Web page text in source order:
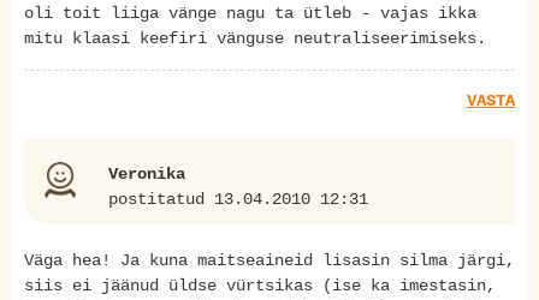
oli toit liiga vänge nagu ta ütleb - vajas ikka
mitu klaasi keefiri vänguse neutraliseerimiseks.
VASTA
Veronika
postitatud 13.04.2010 12:31
Väga hea! Ja kuna maitseaineid lisasin silma järgi,
siis ei jäänud üldse vürtsikas (ise ka imestasin,